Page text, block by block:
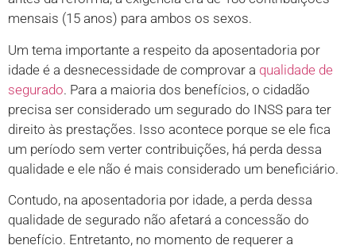
mensais (15 anos) para ambos os sexos.
Um tema importante a respeito da aposentadoria por
idade é a desnecessidade de comprovar a qualidade de
segurado. Para a maioria dos benefícios, o cidadão
precisa ser considerado um segurado do INSS para ter
direito às prestações. Isso acontece porque se ele fica
um período sem verter contribuições, há perda dessa
qualidade e ele não é mais considerado um beneficiário.
Contudo, na aposentadoria por idade, a perda dessa
qualidade de segurado não afetará a concessão do
benefício. Entretanto, no momento de requerer a